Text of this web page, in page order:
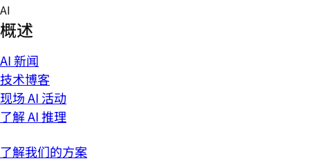
Skip
to
content
AI
概述
AI 新闻
技术博客
现场 AI 活动
了解 AI 推理
了解我们的方案